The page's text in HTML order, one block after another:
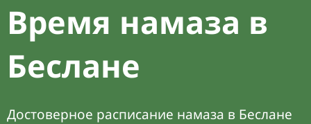
Время намаза в
Беслане
Достоверное расписание намаза в Беслане